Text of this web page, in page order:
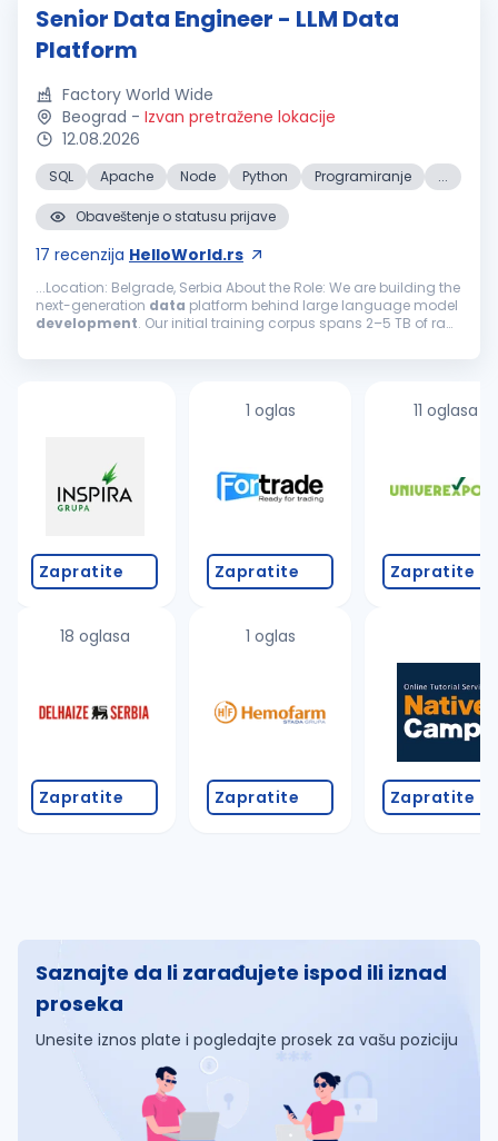
Senior Data Engineer - LLM Data
Platform
Factory World Wide
Beograd - Izvan pretražene lokacije
12.08.2026
SQL Apache Node Python Programiranje ...
Obaveštenje o statusu prijave
17 recenzija HelloWorld.rs
...Location: Belgrade, Serbia About the Role: We are building the
next-generation data platform behind large language model
development. Our initial training corpus spans 2–5 TB of raw,
Zapratite
18 oglasa
Zapratite
1 oglas
Zapratite
1 oglas
Zapratite
11 oglasa
Zapratite
Zapratite
Saznajte da li zarađujete ispod ili iznad
proseka
Unesite iznos plate i pogledajte prosek za vašu poziciju